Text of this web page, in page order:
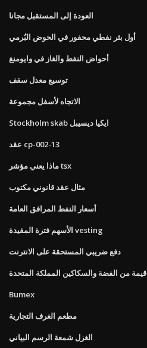
العودة إلى المستقبل مجانا
أول بئر نفطي محفور في الحوض البُرمي
أحواض النفط والغاز في وايومنغ
توسيع معدل سقف
الاتجاه لأسفل مجموعة
Stockholm skab ايكيا ديسيبل
عقد cp-002-13
ماذا يعني مؤشر tsx
مثال عقد قانوني مكتوب
أسعار النفط المرافق العامة
الأسهم فترة المقيدة vesting
دفع ضريبي المستحقة على الانترنت
قيمة من الفضة والسكاكين المملكة المتحدة
Bumex
مطعم الغرف التجارية
الغزل شمعة الرسم البياني